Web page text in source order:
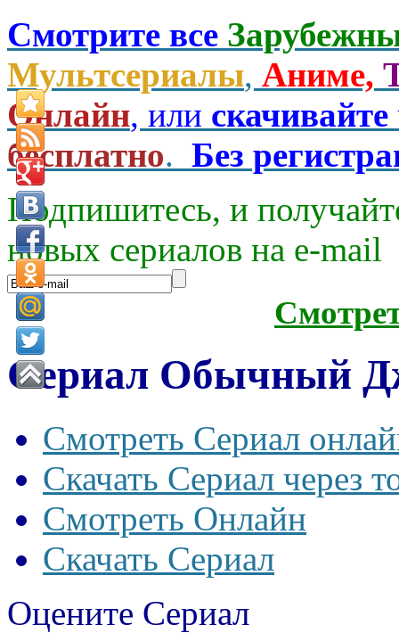
Смотрите все
Мультсериалы, Аниме,
Онлайн, или скачивайте
бесплатно. Без
Подпишитесь, и
новых сериалов на e-mаil
Сериал Обычный
Смотреть Сериал
Скачать Сериал через
Смотреть Онлайн
Скачать Сериал
Оцените Сериал